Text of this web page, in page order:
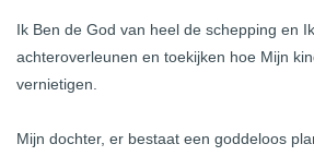
Ik Ben de God van heel de schepping en
achteroverleunen en toekijken hoe Mijn
vernietigen.
Mijn dochter, er bestaat een goddeloos